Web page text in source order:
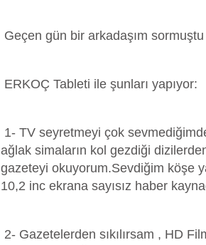
Geçen gün bir arkadaşım
ERKOÇ Tableti ile şunları yapıyor:
1- TV seyretmeyi çok
ağlak simaların kol gezdiği
gazeteyi okuyorum.Sevdiğim köşe
10,2 inc ekrana sayısız haber
2- Gazetelerden sıkılırsam , HD